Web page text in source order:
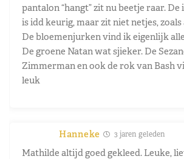
pantalon “hangt” zit nu beetje raar.
is idd keurig, maar zit niet netjes,
De bloemenjurken vind ik eigenlijk
De groene Natan wat sjieker. De
Zimmerman en ook de rok van Bash
leuk
Hanneke 3 jaren geleden
Mathilde altijd goed gekleed. Leuke,